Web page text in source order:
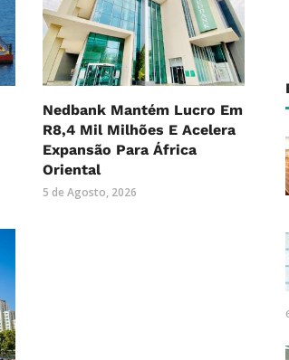
Nedbank Mantém Lucro Em
R8,4 Mil Milhões E Acelera
Expansão Para África
Oriental
5 de Agosto, 2026